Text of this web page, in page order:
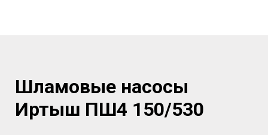
Шламовые насосы
Иртыш ПШ4 150/530